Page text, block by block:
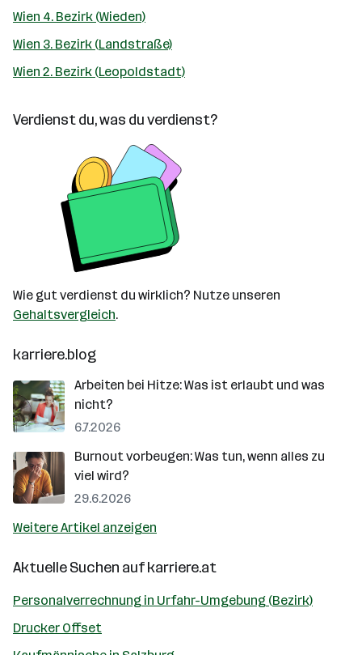
Wien 4. Bezirk (Wieden)
Wien 3. Bezirk (Landstraße)
Wien 2. Bezirk (Leopoldstadt)
Verdienst du, was du verdienst?
Wie gut verdienst du wirklich? Nutze unseren
Gehaltsvergleich.
karriere.blog
Arbeiten bei Hitze: Was ist erlaubt und was
nicht?
6.7.2026
Burnout vorbeugen: Was tun, wenn alles zu
viel wird?
29.6.2026
Weitere Artikel anzeigen
Aktuelle Suchen aufkarriere.at
Personalverrechnung in Urfahr-Umgebung (Bezirk)
Drucker Offset